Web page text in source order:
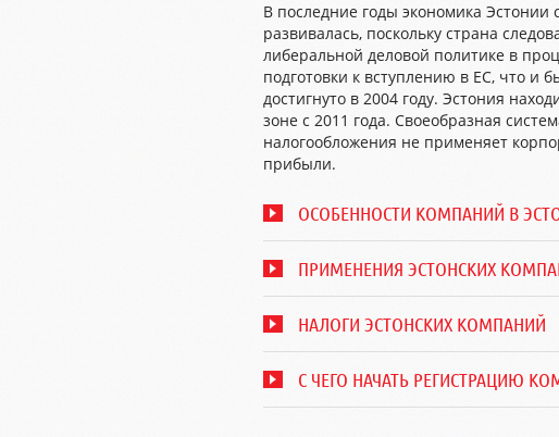
В последние годы экономика Эстонии
развивалась, поскольку страна
либеральной деловой политике в
подготовки к вступлению в ЕС, что и
достигнуто в 2004 году. Эстония
зоне с 2011 года. Своеобразная
налогообложения не применяет
прибыли.
ОСОБЕННОСТИ КОМПАНИЙ В
ПРИМЕНЕНИЯ ЭСТОНСКИХ
НАЛОГИ ЭСТОНСКИХ КОМПАНИЙ
С ЧЕГО НАЧАТЬ РЕГИСТРАЦИЮ